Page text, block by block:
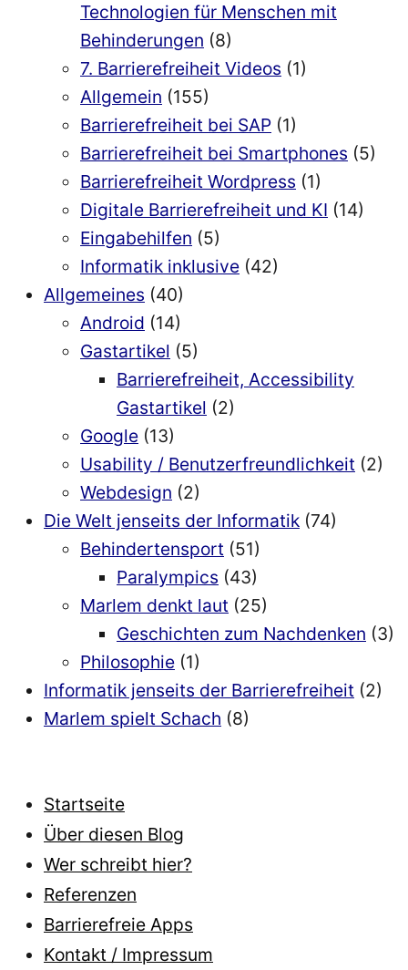
Technologien für Menschen mit
Behinderungen (8)
7. Barrierefreiheit Videos (1)
Allgemein (155)
Barrierefreiheit bei SAP (1)
Barrierefreiheit bei Smartphones (5)
Barrierefreiheit Wordpress (1)
Digitale Barrierefreiheit und KI (14)
Eingabehilfen (5)
Informatik inklusive (42)
Allgemeines (40)
Android (14)
Gastartikel (5)
Barrierefreiheit, Accessibility
Gastartikel (2)
Google (13)
Usability / Benutzerfreundlichkeit (2)
Webdesign (2)
Die Welt jenseits der Informatik (74)
Behindertensport (51)
Paralympics (43)
Marlem denkt laut (25)
Geschichten zum Nachdenken (3)
Philosophie (1)
Informatik jenseits der Barrierefreiheit (2)
Marlem spielt Schach (8)
Startseite
Über diesen Blog
Wer schreibt hier?
Referenzen
Barrierefreie Apps
Kontakt / Impressum